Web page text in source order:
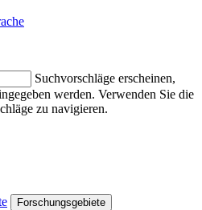
Suchvorschläge erscheinen,
werden. Verwenden Sie die
zu navigieren.
Forschungsgebiete